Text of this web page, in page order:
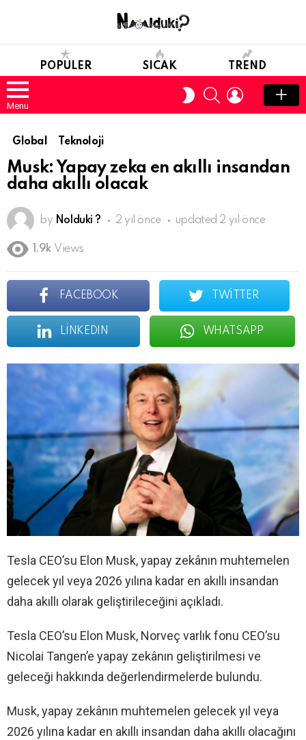
POPULER SICAK TREND
Menu
SWITCH
SKIN
SEARCHLOGIN
Global Teknoloji
Musk: Yapay zeka en akıllı insandan
daha akıllı olacak
by Nolduki ? 2 yıl önce updated 2 yıl önce
1.9k Views
FACEBOOK TWITTER
LINKEDIN WHATSAPP
Tesla CEO’su Elon Musk, yapay zekânın muhtemelen
gelecek yıl veya 2026 yılına kadar en akıllı insandan
daha akıllı olarak geliştirileceğini açıkladı.
Tesla CEO’su Elon Musk, Norveç varlık fonu CEO’su
Nicolai Tangen’e yapay zekânın geliştirilmesi ve
geleceği hakkında değerlendirmelerde bulundu.
Musk, yapay zekânın muhtemelen gelecek yıl veya
2026 yılına kadar en akıllı insandan daha akıllı olacağını